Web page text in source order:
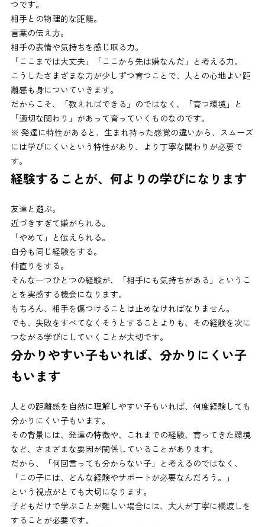
つです。
相手との物理的な距離。
言葉の伝え方。
相手の表情や気持ちを感じ取る力。
「ここまでは大丈夫」「ここから先は嫌なんだ」と考える力。
こうしたさまざまな力が少しずつ育つことで、人との心地よい距
離感も身についていきます。
だからこそ、「教えればできる」のではなく、「育つ環境」と
「適切な関わり」があって育っていくものなのです。
※ 発達に特性があると、生まれ持った感覚の違いから、スムーズ
には学びにくいという特性があり、より丁寧な関わりが必要で
す。
経験することが、何よりの学びになります
友達と遊ぶ。
近づきすぎて嫌がられる。
「やめて」と伝えられる。
自分も同じ経験をする。
仲直りをする。
そんな一つひとつの経験が、「相手にも気持ちがある」というこ
とを実感する機会になります。
もちろん、相手を傷つけることは止めなければなりません。
でも、失敗をすべてなくそうとすることよりも、その経験を次に
つながる学びにしていくことが大切です。
分かりやすい子もいれば、分かりにくい子
もいます
人との距離感を自然に理解しやすい子もいれば、何度経験しても
分かりにくい子もいます。
その背景には、発達の特徴や、これまでの経験、育ってきた環境
など、さまざまな要因が関係していることがあります。
だから、「何回言っても分からない子」と考えるのではなく、
「この子には、どんな経験やサポートが必要なんだろう。」
という視点がとても大切になります。
子どもだけで学ぶことが難しい場合には、大人が丁寧に橋渡しを
することが必要です。